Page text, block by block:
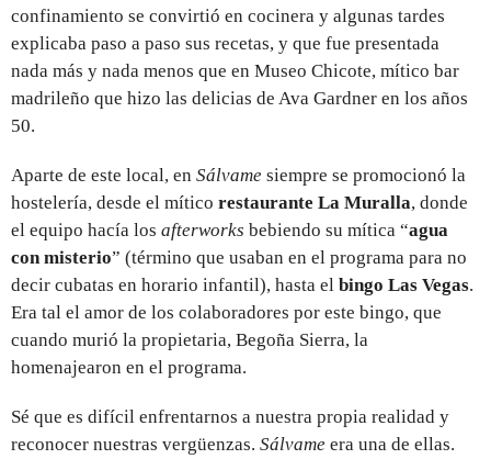
confinamiento se convirtió en cocinera y algunas tardes
explicaba paso a paso sus recetas, y que fue presentada
nada más y nada menos que en Museo Chicote, mítico bar
madrileño que hizo las delicias de Ava Gardner en los años
50.
Aparte de este local, en Sálvame siempre se promocionó la
hostelería, desde el mítico restaurante La Muralla, donde
el equipo hacía los afterworks bebiendo su mítica “agua
con misterio” (término que usaban en el programa para no
decir cubatas en horario infantil), hasta el bingo Las Vegas.
Era tal el amor de los colaboradores por este bingo, que
cuando murió la propietaria, Begoña Sierra, la
homenajearon en el programa.
Sé que es difícil enfrentarnos a nuestra propia realidad y
reconocer nuestras vergüenzas. Sálvame era una de ellas.